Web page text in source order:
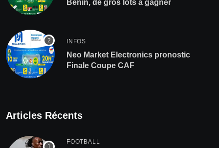
Bénin, de gros lots à gagner
INFOS
Neo Market Electronics pronostic
Finale Coupe CAF
Articles Récents
FOOTBALL